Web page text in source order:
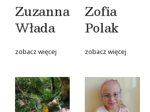
Zuzanna
Włada
zobacz więcej
Zofia
Polak
zobacz więcej